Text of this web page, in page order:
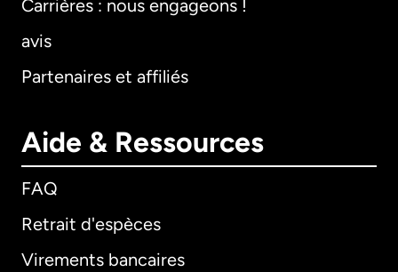
Carrières : nous engageons !
avis
Partenaires et affiliés
Aide & Ressources
FAQ
Retrait d'espèces
Virements bancaires